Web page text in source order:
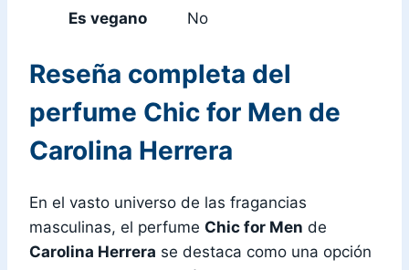
Es vegano
No
Reseña completa del
perfume Chic for Men de
Carolina Herrera
En el vasto universo de las fragancias
masculinas, el perfume Chic for Men de
Carolina Herrera se destaca como una opción